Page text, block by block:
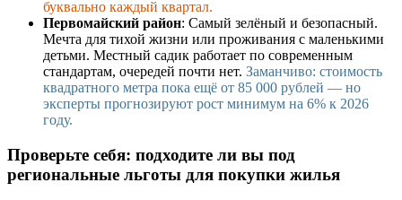
буквально каждый квартал.
Первомайский район: Самый зелёный и безопасный.
Мечта для тихой жизни или проживания с маленькими
детьми. Местный садик работает по современным
стандартам, очередей почти нет. Заманчиво: стоимость
квадратного метра пока ещё от 85 000 рублей — но
эксперты прогнозируют рост минимум на 6% к 2026
году.
Проверьте себя: подходите ли вы под
региональные льготы для покупки жилья